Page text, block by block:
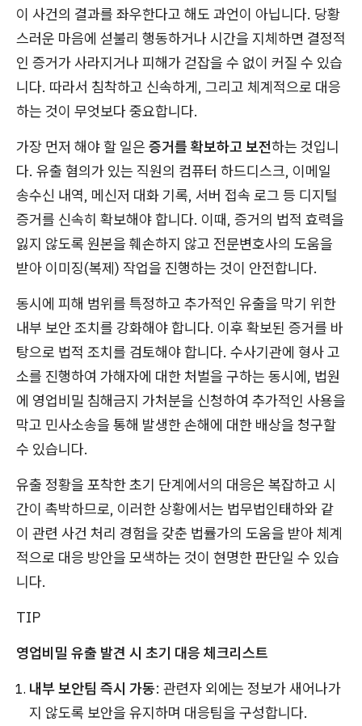
이 사건의 결과를 좌우한다고 해도 과언이 아닙니다. 당황
스러운 마음에 섣불리 행동하거나 시간을 지체하면 결정적
인 증거가 사라지거나 피해가 걷잡을 수 없이 커질 수 있습
니다. 따라서 침착하고 신속하게, 그리고 체계적으로 대응
하는 것이 무엇보다 중요합니다.
가장 먼저 해야 할 일은 증거를 확보하고 보전하는 것입니
다. 유출 혐의가 있는 직원의 컴퓨터 하드디스크, 이메일
송수신 내역, 메신저 대화 기록, 서버 접속 로그 등 디지털
증거를 신속히 확보해야 합니다. 이때, 증거의 법적 효력을
잃지 않도록 원본을 훼손하지 않고 전문변호사의 도움을
받아 이미징(복제) 작업을 진행하는 것이 안전합니다.
동시에 피해 범위를 특정하고 추가적인 유출을 막기 위한
내부 보안 조치를 강화해야 합니다. 이후 확보된 증거를 바
탕으로 법적 조치를 검토해야 합니다. 수사기관에 형사 고
소를 진행하여 가해자에 대한 처벌을 구하는 동시에, 법원
에 영업비밀 침해금지 가처분을 신청하여 추가적인 사용을
막고 민사소송을 통해 발생한 손해에 대한 배상을 청구할
수 있습니다.
유출 정황을 포착한 초기 단계에서의 대응은 복잡하고 시
간이 촉박하므로, 이러한 상황에서는 법무법인태하와 같
이 관련 사건 처리 경험을 갖춘 법률가의 도움을 받아 체계
적으로 대응 방안을 모색하는 것이 현명한 판단일 수 있습
니다.
TIP
영업비밀 유출 발견 시 초기 대응 체크리스트
내부 보안팀 즉시 가동: 관련자 외에는 정보가 새어나가
지 않도록 보안을 유지하며 대응팀을 구성합니다.